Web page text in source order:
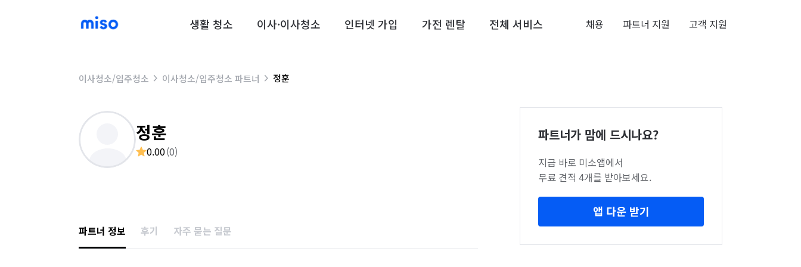
생활 청소 이사·이사청소 인터넷 가입 가전 렌탈 전체 서비스 채용 파트너 지원 고객 지원
이사청소/입주청소 이사청소/입주청소 파트너 정훈
정훈
0.00(0)
파트너 정보 후기 자주 묻는 질문
파트너가 맘에 드시나요?
지금 바로 미소앱에서
무료 견적 4개를 받아보세요.
앱 다운 받기